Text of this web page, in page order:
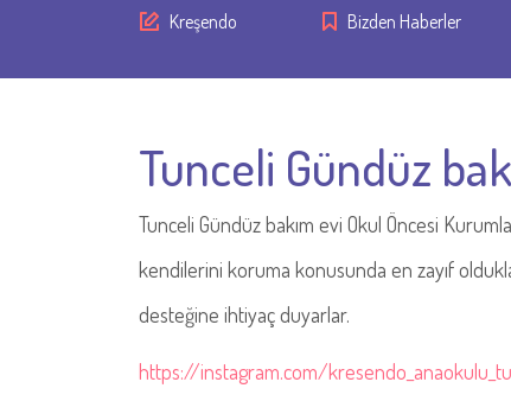
Author
Kreşendo Bizden Haberler
Tunceli Gündüz
Tunceli Gündüz bakım evi Okul Öncesi
kendilerini koruma konusunda en zayıf
desteğine ihtiyaç duyarlar.
https://instagram.com/